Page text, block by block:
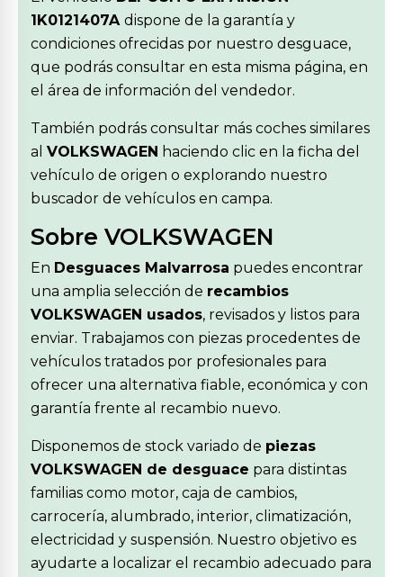
1K0121407A dispone de la garantía y
condiciones ofrecidas por nuestro desguace,
que podrás consultar en esta misma página, en
el área de información del vendedor.
También podrás consultar más coches similares
al VOLKSWAGEN haciendo clic en la ficha del
vehículo de origen o explorando nuestro
buscador de vehículos en campa.
Sobre VOLKSWAGEN
En Desguaces Malvarrosa puedes encontrar
una amplia selección de recambios
VOLKSWAGEN usados, revisados y listos para
enviar. Trabajamos con piezas procedentes de
vehículos tratados por profesionales para
ofrecer una alternativa fiable, económica y con
garantía frente al recambio nuevo.
Disponemos de stock variado de piezas
VOLKSWAGEN de desguace para distintas
familias como motor, caja de cambios,
carrocería, alumbrado, interior, climatización,
electricidad y suspensión. Nuestro objetivo es
ayudarte a localizar el recambio adecuado para